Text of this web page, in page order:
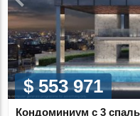
$ 553 971
Кондоминиум с 3